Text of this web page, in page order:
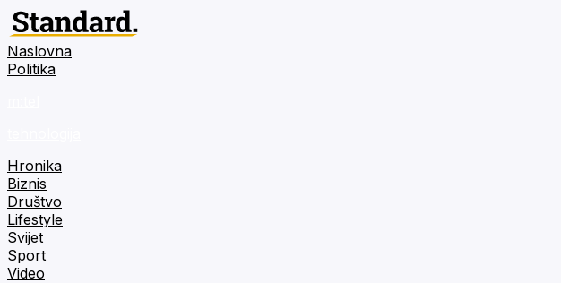
Naslovna
Politika
Hronika
Biznis
Društvo
Lifestyle
Svijet
Sport
Video